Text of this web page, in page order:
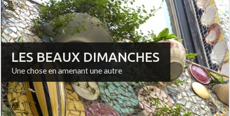
LES BEAUX DIMANCHES
Une chose en amenant une autre